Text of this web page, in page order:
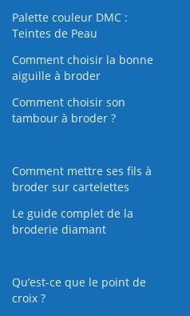
Palette couleur DMC :
Teintes de Peau
Comment choisir la bonne
aiguille à broder
Comment choisir son
tambour à broder ?
Comment mettre ses fils à
broder sur cartelettes
Le guide complet de la
broderie diamant
Qu’est-ce que le point de
croix ?